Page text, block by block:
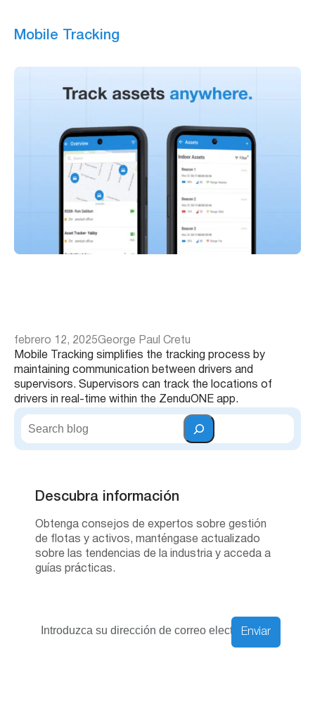
Mobile Tracking
febrero 12, 2025George Paul Cretu
Mobile Tracking simplifies the tracking process by
maintaining communication between drivers and
supervisors. Supervisors can track the locations of
drivers in real-time within the ZenduONE app.
B
s
Descubra información
Obtenga consejos de expertos sobre gestión
de flotas y activos, manténgase actualizado
sobre las tendencias de la industria y acceda a
guías prácticas.
Enviar